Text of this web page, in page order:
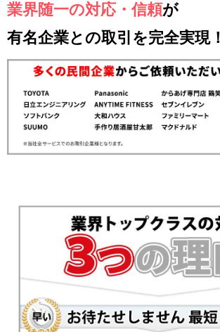
業界随一の対応・信頼が
有名企業との取引を完全実現！